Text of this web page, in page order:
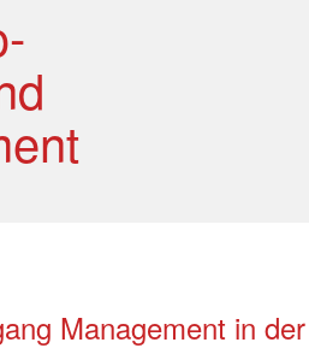
Management in